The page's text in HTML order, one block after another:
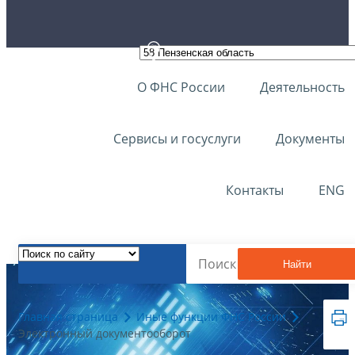
О ФНС России Деятельность
Сервисы и госуслуги Документы
Контакты ENG
Найти
Главная страница
Иные функции ФНС России
Электронный документооборот